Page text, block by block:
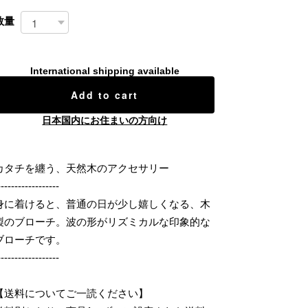
量
International shipping available
Add to cart
日本国内にお住まいの方向け
タチを纏う、天然木のアクセサリー
に着けると、普通の日が少し嬉しくなる、木
のブローチ。波の形がリズミカルな印象的な
ローチです。
送料についてご一読ください】